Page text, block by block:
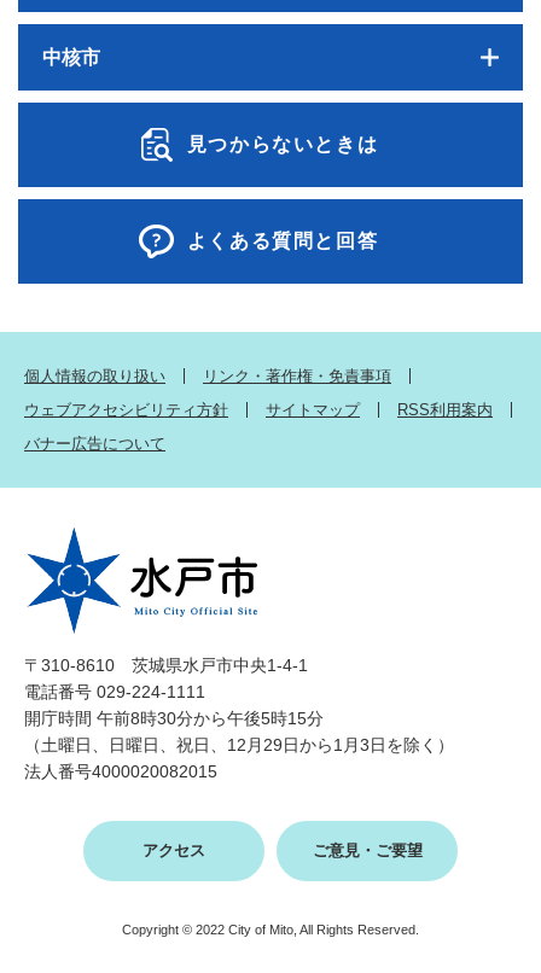
中核市
見つからないときは
よくある質問と回答
個人情報の取り扱い
リンク・著作権・免責事項
ウェブアクセシビリティ方針
サイトマップ
RSS利用案内
バナー広告について
〒310-8610 茨城県水戸市中央1-4-1
電話番号 029-224-1111
開庁時間 午前8時30分から午後5時15分
（土曜日、日曜日、祝日、12月29日から1月3日を除く）
法人番号4000020082015
アクセス ご意見・ご要望
Copyright © 2022 City of Mito, All Rights Reserved.